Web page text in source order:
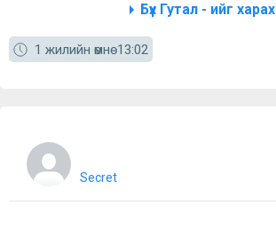
Бүх Гутал - ийг харах
1 жилийн өмнө 13:02
Secret